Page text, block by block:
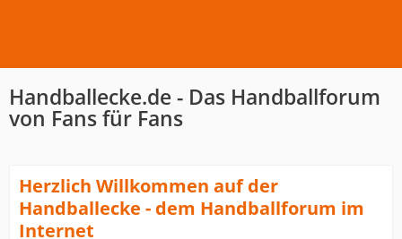
Handballecke.de - Das Handballforum
von Fans für Fans
Herzlich Willkommen auf der
Handballecke - dem Handballforum im
Internet